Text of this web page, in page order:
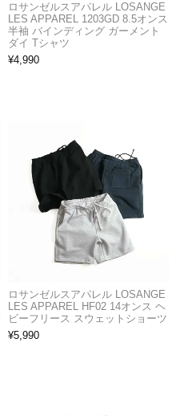
ロサンゼルスアパレル LOSANGE
LES APPAREL 1203GD 8.5オンス
半袖 バインディング ガーメント
ダイ Tシャツ
¥4,990
ロサンゼルスアパレル LOSANGE
LES APPAREL HF02 14オンス ヘ
ビーフリース スウェットショーツ
¥5,990